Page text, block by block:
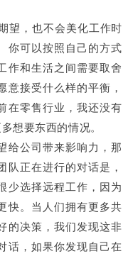
望，也不会美化工作时
你可以按照自己的方式
作和生活之间需要取舍
接受什么样的平衡，
在零售行业，我还没有
想要东西的情况。
给公司带来影响力，那
正在进行的对话是，
少选择远程工作，因为
快。当人们拥有更多共
的决策，我们发现这非
话，如果你发现自己在